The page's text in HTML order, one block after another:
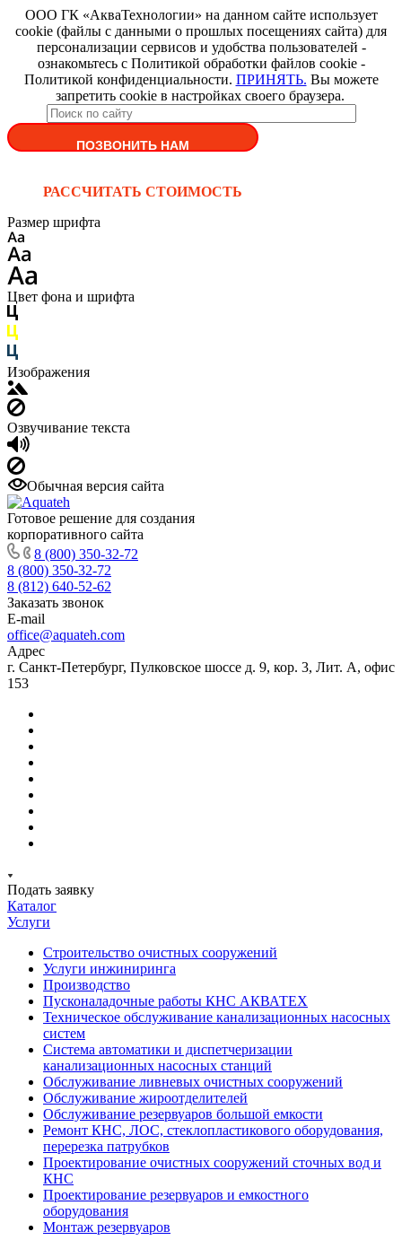
ООО ГК «АкваТехнологии» на данном сайте использует
cookie (файлы с данными о прошлых посещениях сайта) для
персонализации сервисов и удобства пользователей -
ознакомьтесь с Политикой обработки файлов cookie -
Политикой конфиденциальности. ПРИНЯТЬ. Вы можете
запретить cookie в настройках своего браузера.
ПОЗВОНИТЬ НАМ
РАССЧИТАТЬ СТОИМОСТЬ
Размер шрифта
Цвет фона и шрифта
Изображения
Озвучивание текста
Обычная версия сайта
Готовое решение для создания
корпоративного сайта
8 (800) 350-32-72
8 (800) 350-32-72
8 (812) 640-52-62
Заказать звонок
E-mail
office@aquateh.com
Адрес
г. Санкт-Петербург, Пулковское шоссе д. 9, кор. 3, Лит. А, офис
153
Подать заявку
Каталог
Услуги
Строительство очистных сооружений
Услуги инжиниринга
Производство
Пусконаладочные работы КНС АКВАТЕХ
Техническое обслуживание канализационных насосных
систем
Система автоматики и диспетчеризации
канализационных насосных станций
Обслуживание ливневых очистных сооружений
Обслуживание жироотделителей
Обслуживание резервуаров большой емкости
Ремонт КНС, ЛОС, стеклопластикового оборудования,
перерезка патрубков
Проектирование очистных сооружений сточных вод и
КНС
Проектирование резервуаров и емкостного
оборудования
Монтаж резервуаров